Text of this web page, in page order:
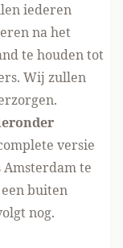
iederen
na het
te houden tot
Wij zullen
versie
Amsterdam te
buiten
nog.